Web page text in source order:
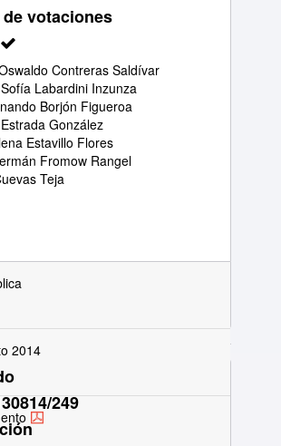
votaciones
Contreras Saldívar
Labardini Inzunza
Borjón Figueroa
González
Estavillo Flores
Fromow Rangel
Teja
2014
249